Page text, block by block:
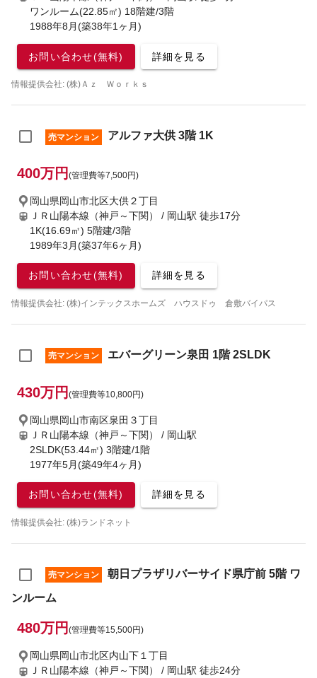
ワンルーム(22.85㎡) 18階建/3階
1988年8月(築38年1ヶ月)
お問い合わせ(無料) 詳細を見る
情報提供会社: (株)Ａｚ Ｗｏｒｋｓ
売マンション アルファ大供 3階 1K
400万円 (管理費等7,500円)
岡山県岡山市北区大供２丁目
ＪＲ山陽本線（神戸～下関） / 岡山駅 徒歩17分
1K(16.69㎡) 5階建/3階
1989年3月(築37年6ヶ月)
お問い合わせ(無料) 詳細を見る
情報提供会社: (株)インテックスホームズ ハウスドゥ 倉敷バイパス
売マンション エバーグリーン泉田 1階 2SLDK
430万円 (管理費等10,800円)
岡山県岡山市南区泉田３丁目
ＪＲ山陽本線（神戸～下関） / 岡山駅
2SLDK(53.44㎡) 3階建/1階
1977年5月(築49年4ヶ月)
お問い合わせ(無料) 詳細を見る
情報提供会社: (株)ランドネット
売マンション
朝日プラザリバーサイド県庁前 5階 ワ
ンルーム
480万円 (管理費等15,500円)
岡山県岡山市北区内山下１丁目
ＪＲ山陽本線（神戸～下関） / 岡山駅 徒歩24分